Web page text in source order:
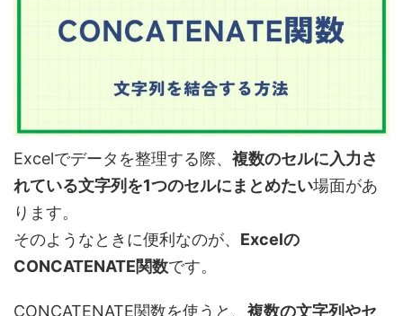
Excelでデータを整理する際、 複数のセルに入力さ
れている文字列を1つのセルにまとめたい場面があ
ります。
そのようなときに便利なのが、 Excelの
CONCATENATE関数です。
CONCATENATE関数を使うと、 複数の文字列やセ